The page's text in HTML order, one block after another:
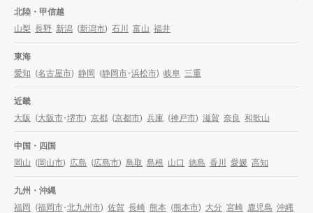
北陸・甲信越
山梨 長野 新潟 (新潟市) 石川 富山 福井
東海
愛知 (名古屋市) 静岡 (静岡市・浜松市) 岐阜 三重
近畿
大阪 (大阪市・堺市) 京都 (京都市) 兵庫 (神戸市) 滋賀 奈良 和歌山
中国・四国
岡山 (岡山市) 広島 (広島市) 鳥取 島根 山口 徳島 香川 愛媛 高知
九州・沖縄
福岡 (福岡市・北九州市) 佐賀 長崎 熊本 (熊本市) 大分 宮崎 鹿児島 沖縄